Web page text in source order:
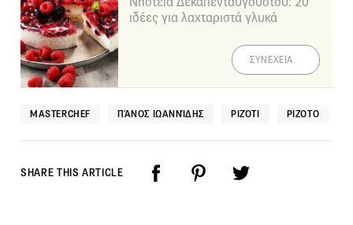
ιδέες για λαχταριστά γλυκά
ΣΥΝΕΧΕΙΑ
MASTERCHEF ΠΆΝΟΣ ΙΩΑΝΝΊΔΗΣ ΡΙΖΌΤΙ ΡΙΖΌΤΟ
SHARE THIS ARTICLE